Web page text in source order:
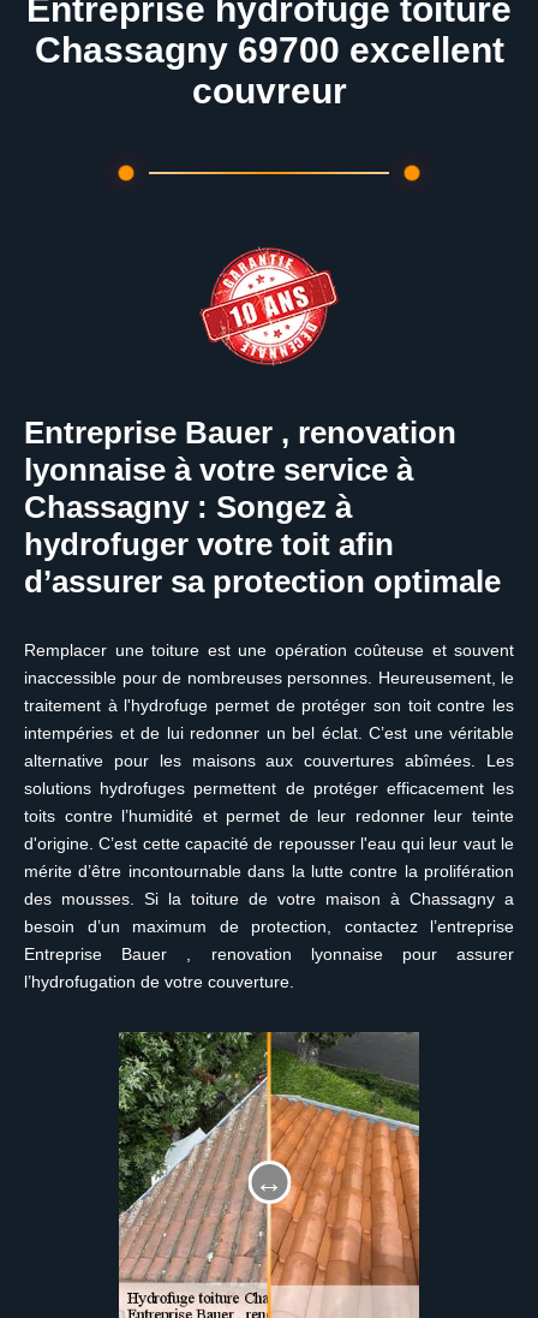
Entreprise hydrofuge toiture
Chassagny 69700 excellent
couvreur
Entreprise Bauer , renovation
lyonnaise à votre service à
Chassagny : Songez à
hydrofuger votre toit afin
d’assurer sa protection optimale
Remplacer une toiture est une opération coûteuse et souvent
inaccessible pour de nombreuses personnes. Heureusement, le
traitement à l'hydrofuge permet de protéger son toit contre les
intempéries et de lui redonner un bel éclat. C’est une véritable
alternative pour les maisons aux couvertures abîmées. Les
solutions hydrofuges permettent de protéger efficacement les
toits contre l’humidité et permet de leur redonner leur teinte
d'origine. C’est cette capacité de repousser l'eau qui leur vaut le
mérite d’être incontournable dans la lutte contre la prolifération
des mousses. Si la toiture de votre maison à Chassagny a
besoin d’un maximum de protection, contactez l’entreprise
Entreprise Bauer , renovation lyonnaise pour assurer
l’hydrofugation de votre couverture.